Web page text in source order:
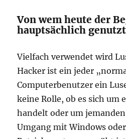
Von wem heute der
hauptsächlich
Vielfach verwendet wird
Hacker ist ein jeder
Computerbenutzer ein
keine Rolle, ob es sich um
handelt oder um
Umgang mit Windows